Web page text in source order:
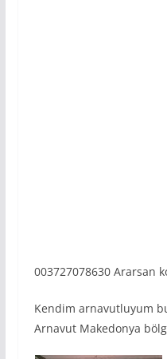
003727078630 Ararsan
Kendim arnavutluyum
Arnavut Makedonya